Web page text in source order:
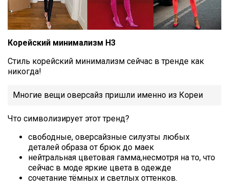
Корейский минимализм Н3
Стиль корейский минимализм сейчас в тренде как
никогда!
Многие вещи оверсайз пришли именно из Кореи
Что символизирует этот тренд?
свободные, оверсайзные силуэты любых
деталей образа от брюк до маек
нейтральная цветовая гамма,несмотря на то, что
сейчас в моде яркие цвета в одежде
сочетание тёмных и светлых оттенков.